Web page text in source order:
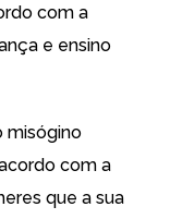
com a
e ensino
misógino
com a
que a sua